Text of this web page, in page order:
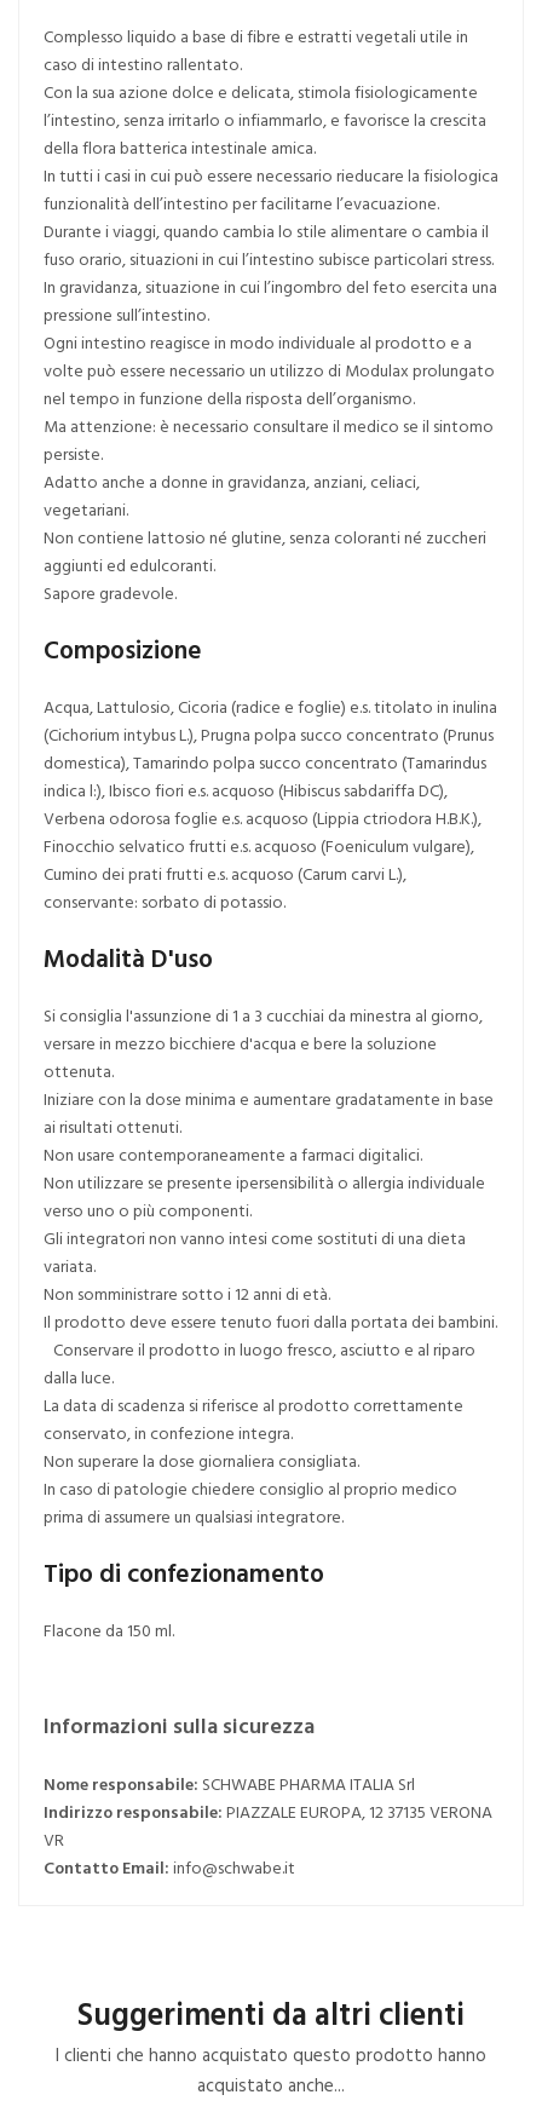
Complesso liquido a base di fibre e estratti vegetali utile in
caso di intestino rallentato.
Con la sua azione dolce e delicata, stimola fisiologicamente
l’intestino, senza irritarlo o infiammarlo, e favorisce la crescita
della flora batterica intestinale amica.
In tutti i casi in cui può essere necessario rieducare la fisiologica
funzionalità dell’intestino per facilitarne l’evacuazione.
Durante i viaggi, quando cambia lo stile alimentare o cambia il
fuso orario, situazioni in cui l’intestino subisce particolari stress.
In gravidanza, situazione in cui l’ingombro del feto esercita una
pressione sull’intestino.
Ogni intestino reagisce in modo individuale al prodotto e a
volte può essere necessario un utilizzo di Modulax prolungato
nel tempo in funzione della risposta dell’organismo.
Ma attenzione: è necessario consultare il medico se il sintomo
persiste.
Adatto anche a donne in gravidanza, anziani, celiaci,
vegetariani.
Non contiene lattosio né glutine, senza coloranti né zuccheri
aggiunti ed edulcoranti.
Sapore gradevole.
Composizione
Acqua, Lattulosio, Cicoria (radice e foglie) e.s. titolato in inulina
(Cichorium intybus L.), Prugna polpa succo concentrato (Prunus
domestica), Tamarindo polpa succo concentrato (Tamarindus
indica l:), Ibisco fiori e.s. acquoso (Hibiscus sabdariffa DC),
Verbena odorosa foglie e.s. acquoso (Lippia ctriodora H.B.K.),
Finocchio selvatico frutti e.s. acquoso (Foeniculum vulgare),
Cumino dei prati frutti e.s. acquoso (Carum carvi L.),
conservante: sorbato di potassio.
Modalità D'uso
Si consiglia l'assunzione di 1 a 3 cucchiai da minestra al giorno,
versare in mezzo bicchiere d'acqua e bere la soluzione
ottenuta.
Iniziare con la dose minima e aumentare gradatamente in base
ai risultati ottenuti.
Non usare contemporaneamente a farmaci digitalici.
Non utilizzare se presente ipersensibilità o allergia individuale
verso uno o più componenti.
Gli integratori non vanno intesi come sostituti di una dieta
variata.
Non somministrare sotto i 12 anni di età.
Il prodotto deve essere tenuto fuori dalla portata dei bambini.
Conservare il prodotto in luogo fresco, asciutto e al riparo
dalla luce.
La data di scadenza si riferisce al prodotto correttamente
conservato, in confezione integra.
Non superare la dose giornaliera consigliata.
In caso di patologie chiedere consiglio al proprio medico
prima di assumere un qualsiasi integratore.
Tipo di confezionamento
Flacone da 150 ml.
Informazioni sulla sicurezza
Nome responsabile: SCHWABE PHARMA ITALIA Srl
Indirizzo responsabile:PIAZZALE EUROPA, 12 37135 VERONA
VR
Contatto Email:info@schwabe.it
Suggerimenti da altri clienti
I clienti che hanno acquistato questo prodotto hanno
acquistato anche...